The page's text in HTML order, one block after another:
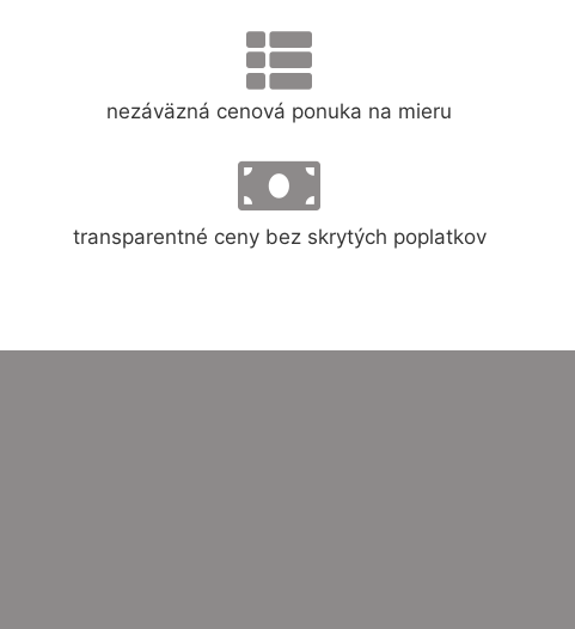
nezáväzná cenová ponuka na mieru
transparentné ceny bez skrytých poplatkov